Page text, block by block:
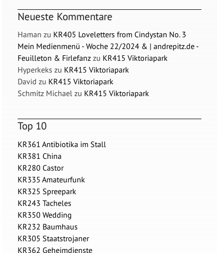
Neueste Kommentare
Haman zu KR405 Loveletters from Cindystan No. 3
Mein Medienmenü - Woche 22/2024 & | andrepitz.de -
Feuilleton & Firlefanz zu KR415 Viktoriapark
Hyperkeks zu KR415 Viktoriapark
David zu KR415 Viktoriapark
Schmitz Michael zu KR415 Viktoriapark
Top 10
KR361 Antibiotika im Stall
KR381 China
KR280 Castor
KR335 Amateurfunk
KR325 Spreepark
KR243 Tacheles
KR350 Wedding
KR232 Baumhaus
KR305 Staatstrojaner
KR362 Geheimdienste